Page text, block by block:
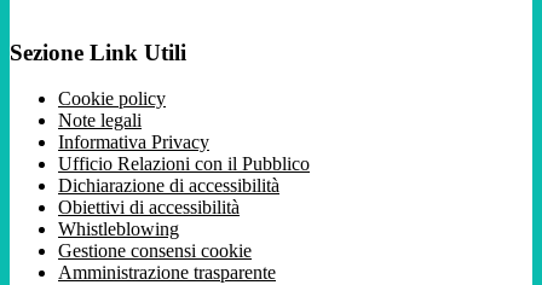
Sezione Link Utili
Cookie policy
Note legali
Informativa Privacy
Ufficio Relazioni con il Pubblico
Dichiarazione di accessibilità
Obiettivi di accessibilità
Whistleblowing
Gestione consensi cookie
Amministrazione trasparente